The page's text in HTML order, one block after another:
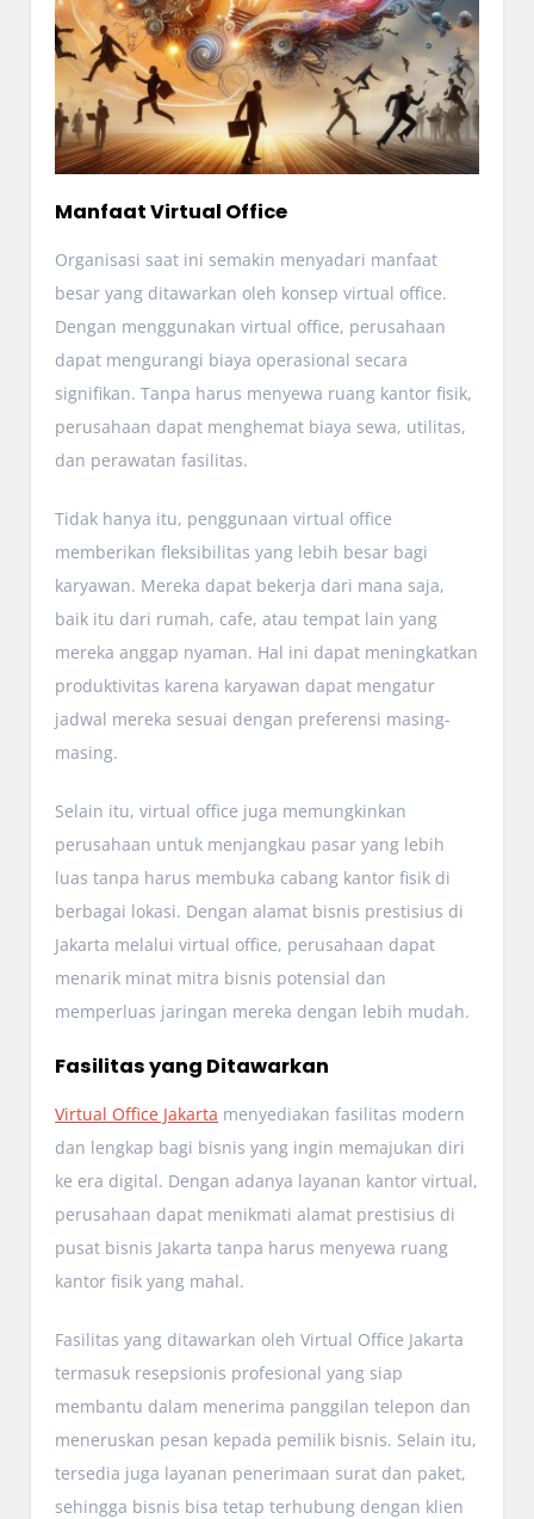
Manfaat Virtual Office
Organisasi saat ini semakin menyadari manfaat
besar yang ditawarkan oleh konsep virtual office.
Dengan menggunakan virtual office, perusahaan
dapat mengurangi biaya operasional secara
signifikan. Tanpa harus menyewa ruang kantor fisik,
perusahaan dapat menghemat biaya sewa, utilitas,
dan perawatan fasilitas.
Tidak hanya itu, penggunaan virtual office
memberikan fleksibilitas yang lebih besar bagi
karyawan. Mereka dapat bekerja dari mana saja,
baik itu dari rumah, cafe, atau tempat lain yang
mereka anggap nyaman. Hal ini dapat meningkatkan
produktivitas karena karyawan dapat mengatur
jadwal mereka sesuai dengan preferensi masing-
masing.
Selain itu, virtual office juga memungkinkan
perusahaan untuk menjangkau pasar yang lebih
luas tanpa harus membuka cabang kantor fisik di
berbagai lokasi. Dengan alamat bisnis prestisius di
Jakarta melalui virtual office, perusahaan dapat
menarik minat mitra bisnis potensial dan
memperluas jaringan mereka dengan lebih mudah.
Fasilitas yang Ditawarkan
Virtual Office Jakarta menyediakan fasilitas modern
dan lengkap bagi bisnis yang ingin memajukan diri
ke era digital. Dengan adanya layanan kantor virtual,
perusahaan dapat menikmati alamat prestisius di
pusat bisnis Jakarta tanpa harus menyewa ruang
kantor fisik yang mahal.
Fasilitas yang ditawarkan oleh Virtual Office Jakarta
termasuk resepsionis profesional yang siap
membantu dalam menerima panggilan telepon dan
meneruskan pesan kepada pemilik bisnis. Selain itu,
tersedia juga layanan penerimaan surat dan paket,
sehingga bisnis bisa tetap terhubung dengan klien